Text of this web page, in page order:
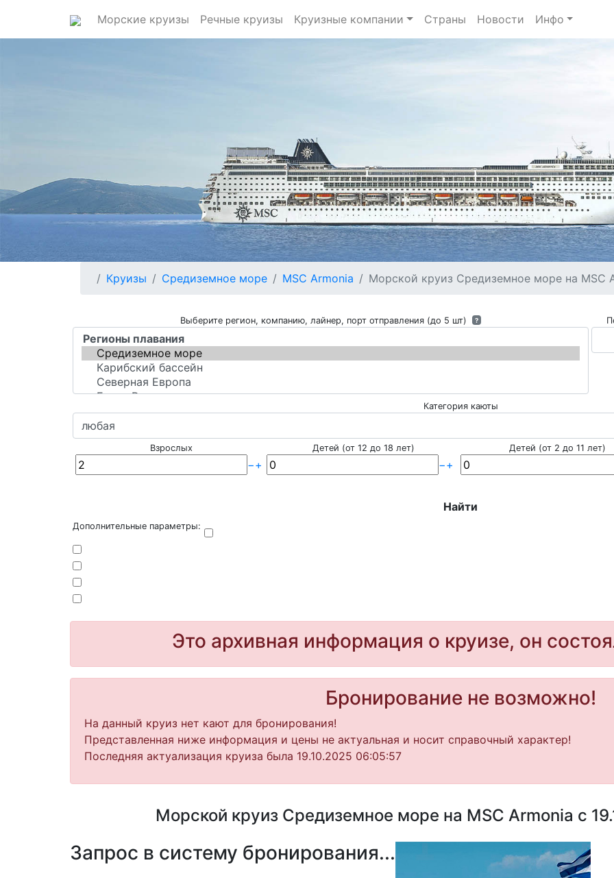
Морские круизы Речные круизы Круизные компании Страны Новости Инфо
Круизы Средиземное море MSC Armonia Морской круиз Средиземное море на MSC
Выберите регион, компанию, лайнер, порт отправления (до 5 шт) ?
Категория каюты
Взрослых
−+
Детей (от 12 до 18 лет)
−+
Детей (от 2 до 11 лет)
Найти
Дополнительные параметры:
Это архивная информация о круизе, он
Бронирование не возможно!
На данный круиз нет кают для бронирования!
Представленная ниже информация и цены не актуальная и носит справочный характер!
Последняя актуализация круиза была 19.10.2025 06:05:57
Морской круиз Средиземное море на MSC Armonia с
Запрос в систему бронирования...